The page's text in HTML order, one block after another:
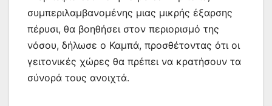
συμπεριλαμβανομένης μιας μικρής έξαρσης
πέρυσι, θα βοηθήσει στον περιορισμό της
νόσου, δήλωσε ο Καμπά, προσθέτοντας ότι οι
γειτονικές χώρες θα πρέπει να κρατήσουν τα
σύνορά τους ανοιχτά.